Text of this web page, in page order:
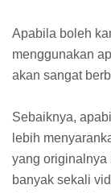
Apabila boleh
menggunakan
akan sangat
Sebaiknya,
lebih
yang originalnya
banyak sekali